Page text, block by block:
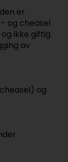
er
og cheasel
ikke giftig.
av
og